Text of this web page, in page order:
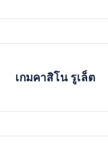
เกมคาสิโน รูเล็ต